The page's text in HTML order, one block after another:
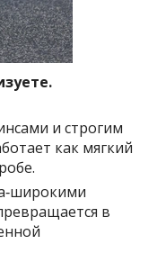
и строгим
как мягкий
в